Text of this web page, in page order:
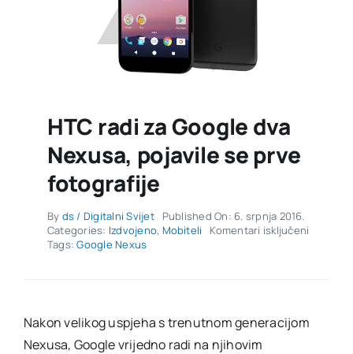
HTC radi za Google dva
Nexusa, pojavile se prve
fotografije
By ds / Digitalni Svijet
Published On: 6. srpnja 2016.
Categories: Izdvojeno, Mobiteli Komentari isključeni
pojavile
Tags:Google Nexus
Nakon velikog uspjeha s trenutnom generacijom
Nexusa, Google vrijedno radi na njihovim